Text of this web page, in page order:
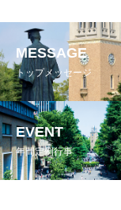
MESSAGE
トップメッセージ
EVENT
年間定例行事